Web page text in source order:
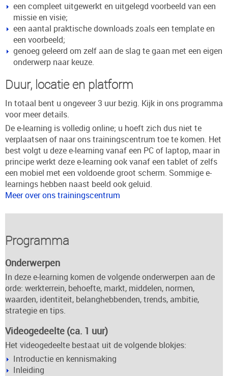
een compleet uitgewerkt en uitgelegd voorbeeld van een
missie en visie;
een aantal praktische downloads zoals een template en
een voorbeeld;
genoeg geleerd om zelf aan de slag te gaan met een eigen
onderwerp naar keuze.
Duur, locatie en platform
In totaal bent u ongeveer 3 uur bezig. Kijk in ons programma
voor meer details.
De e-learning is volledig online; u hoeft zich dus niet te
verplaatsen of naar ons trainingscentrum toe te komen. Het
best volgt u deze e-learning vanaf een PC of laptop, maar in
principe werkt deze e-learning ook vanaf een tablet of zelfs
een mobiel met een voldoende groot scherm. Sommige e-
learnings hebben naast beeld ook geluid.
Meer over ons trainingscentrum
Programma
Onderwerpen
In deze e-learning komen de volgende onderwerpen aan de
orde: werkterrein, behoefte, markt, middelen, normen,
waarden, identiteit, belanghebbenden, trends, ambitie,
strategie en tips.
Videogedeelte (ca. 1 uur)
Het videogedeelte bestaat uit de volgende blokjes:
Introductie en kennismaking
Inleiding